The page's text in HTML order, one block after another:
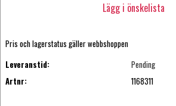
Lägg i önskelista
Pris och lagerstatus gäller webbshoppen
Leveranstid:
Pending
Artnr:
1168311